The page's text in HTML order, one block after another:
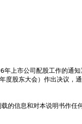
股东大会）作出决议，